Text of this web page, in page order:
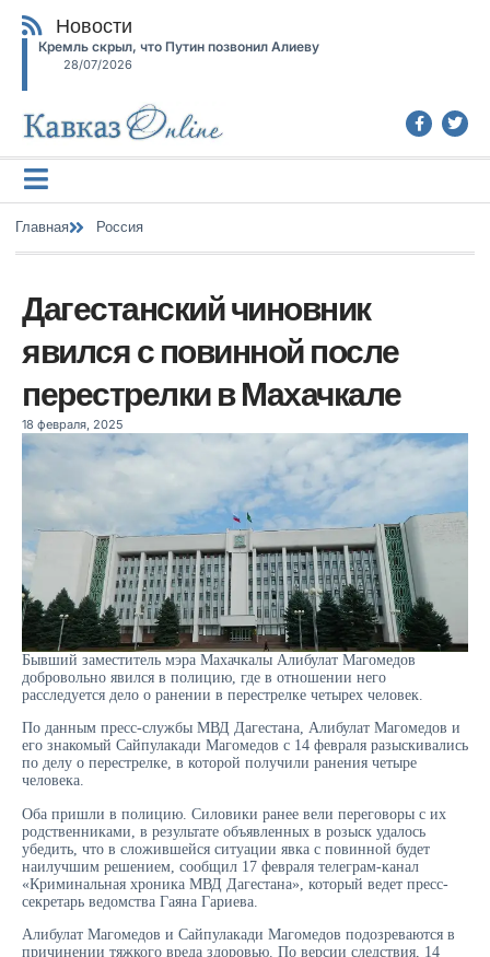
Новости
Кремль скрыл, что Путин позвонил Алиеву
28/07/2026
Главная Россия
Дагестанский чиновник
явился с повинной после
перестрелки в Махачкале
18 февраля, 2025
Бывший заместитель мэра Махачкалы Алибулат Магомедов
добровольно явился в полицию, где в отношении него
расследуется дело о ранении в перестрелке четырех человек.
По данным пресс-службы МВД Дагестана, Алибулат Магомедов и
его знакомый Сайпулакади Магомедов с 14 февраля разыскивались
по делу о перестрелке, в которой получили ранения четыре
человека.
Оба пришли в полицию. Силовики ранее вели переговоры с их
родственниками, в результате объявленных в розыск удалось
убедить, что в сложившейся ситуации явка с повинной будет
наилучшим решением, сообщил 17 февраля телеграм-канал
«Криминальная хроника МВД Дагестана», который ведет пресс-
секретарь ведомства Гаяна Гариева.
Алибулат Магомедов и Сайпулакади Магомедов подозреваются в
причинении тяжкого вреда здоровью. По версии следствия, 14